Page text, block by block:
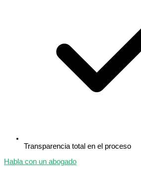
Transparencia total en el proceso
Habla con un abogado